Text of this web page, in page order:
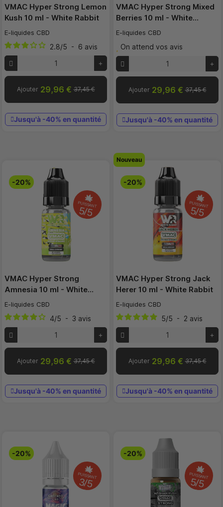
VMAC Hyper Strong Lemon
Kush 10 ml - White Rabbit
E-liquides CBD
2.8/5 - 6 avis
Ajouter 29,96 € 37,45 €
Jusqu'à -40% en quantité
VMAC Hyper Strong Mixed
Berries 10 ml - White…
E-liquides CBD
On attend vos avis
Ajouter 29,96 € 37,45 €
Jusqu'à -40% en quantité
PUISSANT
5/5
-20%
VMAC Hyper Strong
Amnesia 10 ml - White…
E-liquides CBD
4/5 - 3 avis
Ajouter 29,96 € 37,45 €
Jusqu'à -40% en quantité
PUISSANT
5/5
Nouveau
-20%
VMAC Hyper Strong Jack
Herer 10 ml - White Rabbit
E-liquides CBD
5/5 - 2 avis
Ajouter 29,96 € 37,45 €
Jusqu'à -40% en quantité
PUISSANT
3/5
-20%
PUISSANT
5/5
-20%